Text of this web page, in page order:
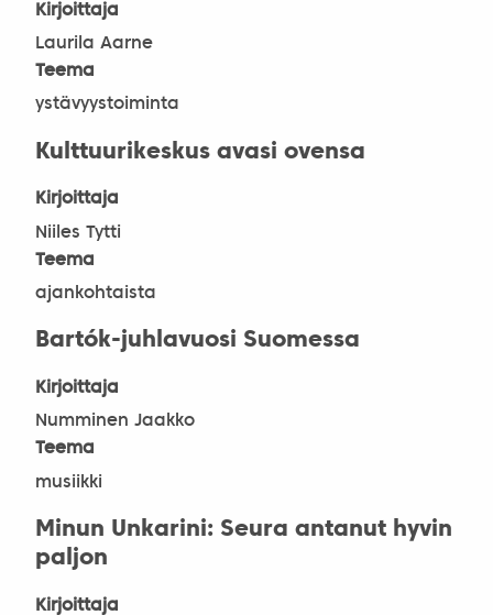
Kirjoittaja
Laurila Aarne
Teema
ystävyystoiminta
Kulttuurikeskus avasi ovensa
Kirjoittaja
Niiles Tytti
Teema
ajankohtaista
Bartók-juhlavuosi Suomessa
Kirjoittaja
Numminen Jaakko
Teema
musiikki
Minun Unkarini: Seura antanut hyvin
paljon
Kirjoittaja